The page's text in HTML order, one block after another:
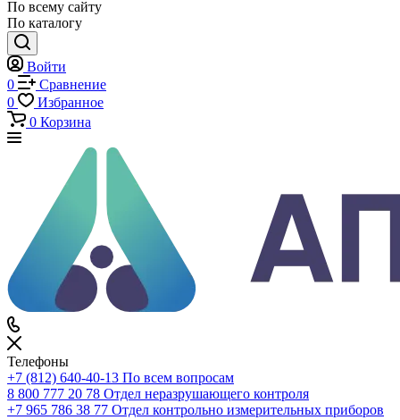
Каталог
По всему сайту
По каталогу
0
Сравнение
0
Избранное
0 Корзина